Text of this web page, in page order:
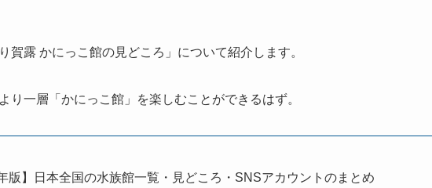
賀露 かにっこ館の見どころ」について紹介します。
り一層「かにっこ館」を楽しむことができるはず。
版】日本全国の水族館一覧・見どころ・SNSアカウントのまとめ